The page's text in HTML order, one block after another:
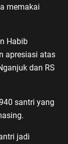
memakai
Habib
apresiasi atas
dan RS
santri yang
jadi